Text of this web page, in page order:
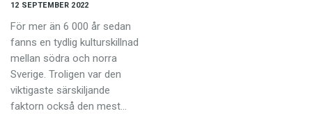
Anmäl till språkpolisen
Föreslå nyord
Annonsera
12 SEPTEMBER 2022
För mer än 6 000 år sedan
fanns en tydlig kulturskillnad
mellan södra och norra
Sverige. Troligen var den
viktigaste särskiljande
faktorn också den mest…